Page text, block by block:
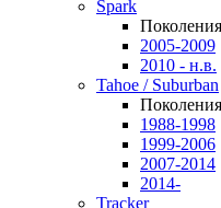
Spark
2005-2009
2010 - н.в.
Tahoe / Suburban
1988-1998
1999-2006
2007-2014
2014-
Tracker